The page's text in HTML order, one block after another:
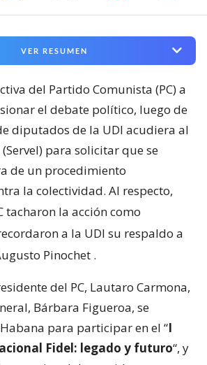
VER RESUMEN
del Partido Comunista (PC) a
el debate político, luego de
diputados de la UDI acudiera al
para solicitar que se
de un procedimiento
la colectividad. Al respecto,
tacharon la acción como
a la UDI su respaldo a
Pinochet .
del PC, Lautaro Carmona,
Bárbara Figueroa, se
para participar en el “I
Fidel: legado y futuro“, y